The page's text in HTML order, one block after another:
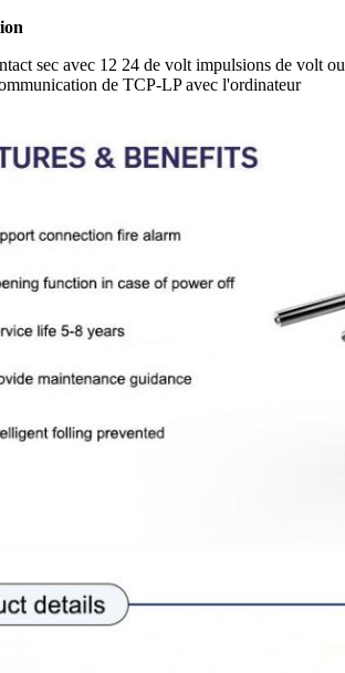
sec avec 12 24 de volt impulsions de volt ou
de TCP-LP avec l'ordinateur